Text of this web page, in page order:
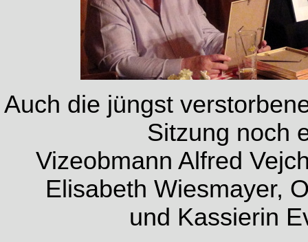
Auch die jüngst
Sitzung noch
Vizeobmann Alfred
Elisabeth Wiesmayer,
und Kassierin